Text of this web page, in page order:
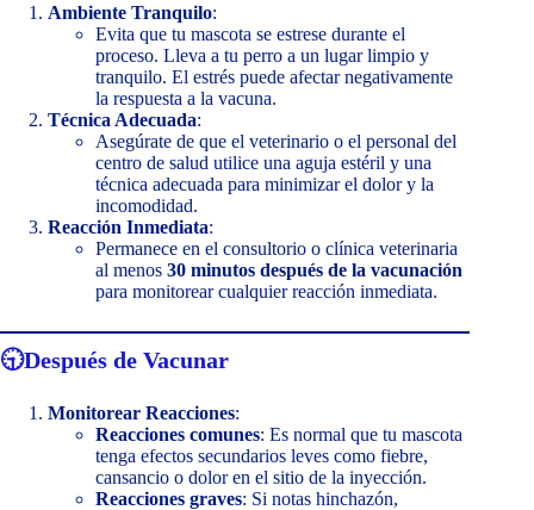
Ambiente Tranquilo:
Evita que tu mascota se estrese durante el
proceso. Lleva a tu perro a un lugar limpio y
tranquilo. El estrés puede afectar negativamente
la respuesta a la vacuna.
Técnica Adecuada:
Asegúrate de que el veterinario o el personal del
centro de salud utilice una aguja estéril y una
técnica adecuada para minimizar el dolor y la
incomodidad.
Reacción Inmediata:
Permanece en el consultorio o clínica veterinaria
al menos 30 minutos después de la vacunación
para monitorear cualquier reacción inmediata.
🕤Después de Vacunar
Monitorear Reacciones:
Reacciones comunes: Es normal que tu mascota
tenga efectos secundarios leves como fiebre,
cansancio o dolor en el sitio de la inyección.
Reacciones graves: Si notas hinchazón,